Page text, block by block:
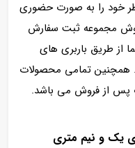
خود را به صورت حضوری
مجموعه ثبت سفارش
از طریق باربری های
همچنین تمامی محصولات
یک و نیم متری